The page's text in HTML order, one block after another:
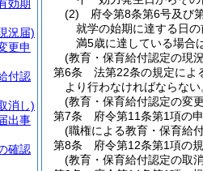
(2)
府令第8条第6号及び
就学の始期に達する日
満5歳に達している場合
(教育・保育給付認定の現
第6条
法第22条の規定によ
より行わなければならない
(教育・保育給付認定の変
第7条
府令第11条第1項の
(職権による教育・保育給
第8条
府令第12条第1項の
(教育・保育給付認定の取
効期
況届)
更申
付認
消し)
出事
確認